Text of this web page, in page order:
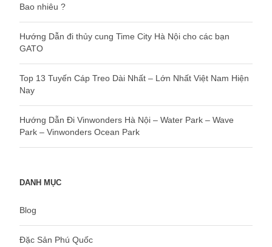
Bao nhiêu ?
Hướng Dẫn đi thủy cung Time City Hà Nội cho các bạn
GATO
Top 13 Tuyến Cáp Treo Dài Nhất – Lớn Nhất Việt Nam Hiện
Nay
Hướng Dẫn Đi Vinwonders Hà Nội – Water Park – Wave
Park – Vinwonders Ocean Park
DANH MỤC
Blog
Đặc Sản Phú Quốc